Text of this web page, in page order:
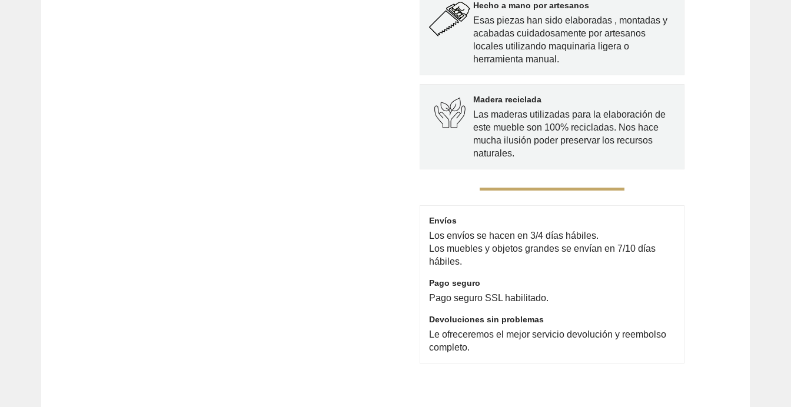
Hecho a mano por artesanos
Esas piezas han sido elaboradas , montadas y
acabadas cuidadosamente por artesanos
locales utilizando maquinaria ligera o
herramienta manual.
Madera reciclada
Las maderas utilizadas para la elaboración de
este mueble son 100% recicladas. Nos hace
mucha ilusión poder preservar los recursos
naturales.
Envíos
Los envíos se hacen en 3/4 días hábiles.
Los muebles y objetos grandes se envían en 7/10 días
hábiles.
Pago seguro
Pago seguro SSL habilitado.
Devoluciones sin problemas
Le ofreceremos el mejor servicio devolución y reembolso
completo.